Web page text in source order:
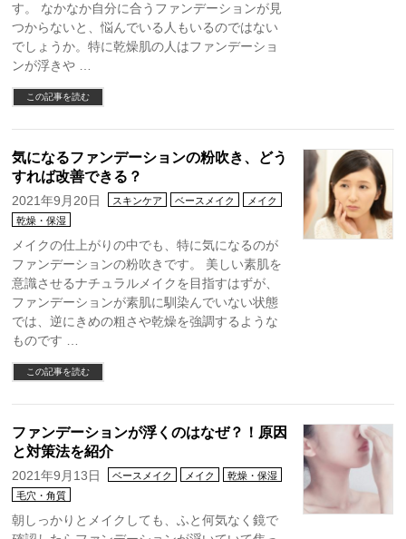
す。 なかなか自分に合うファンデーションが見
つからないと、悩んでいる人もいるのではない
でしょうか。特に乾燥肌の人はファンデーショ
ンが浮きや …
この記事を読む
気になるファンデーションの粉吹き、どう
すれば改善できる？
2021年9月20日 スキンケア ベースメイク
メイク
乾燥・保湿
メイクの仕上がりの中でも、特に気になるのが
ファンデーションの粉吹きです。 美しい素肌を
意識させるナチュラルメイクを目指すはずが、
ファンデーションが素肌に馴染んでいない状態
では、逆にきめの粗さや乾燥を強調するような
ものです …
この記事を読む
ファンデーションが浮くのはなぜ？！原因
と対策法を紹介
2021年9月13日 ベースメイク メイク
乾燥・保湿
毛穴・角質
朝しっかりとメイクしても、ふと何気なく鏡で